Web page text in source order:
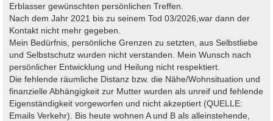
Erblasser gewünschten persönlichen Treffen.
Nach dem Jahr 2021 bis zu seinem Tod 03/2026,war dann der
Kontakt nicht mehr gegeben.
Mein Bedürfnis, persönliche Grenzen zu setzten, aus Selbstliebe
und Selbstschutz wurden nicht verstanden. Mein Wunsch nach
persönlicher Entwicklung und Heilung nicht respektiert.
Die fehlende räumliche Distanz bzw. die Nähe/Wohnsituation und
finanzielle Abhängigkeit zur Mutter wurden als unreif und fehlende
Eigenständigkeit vorgeworfen und nicht akzeptiert (QUELLE:
Emails Verkehr). Bis heute wohnen A und B als alleinstehende,